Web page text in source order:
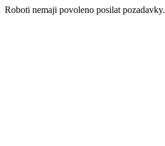
Roboti nemaji povoleno posilat pozadavky.